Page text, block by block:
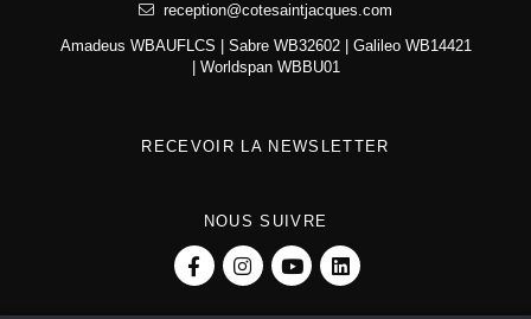
reception@cotesaintjacques.com
Amadeus WBAUFLCS | Sabre WB32602 | Galileo WB14421
| Worldspan WBBU01
RECEVOIR LA NEWSLETTER
NOUS SUIVRE